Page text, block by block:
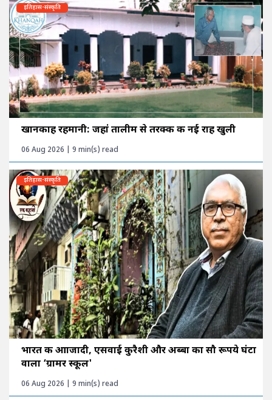
इतिहास-संस्कृति
खानकाह रहमानी: जहां तालीम से तरक्की की नई राह खुली
06 Aug 2026 | 9 min(s) read
इतिहास-संस्कृति
भारत की आाजादी, एसवाई कुरैशी और अब्बा का सौ रूपये घंटा
वाला ‘ग्रामर स्कूल'
06 Aug 2026 | 9 min(s) read